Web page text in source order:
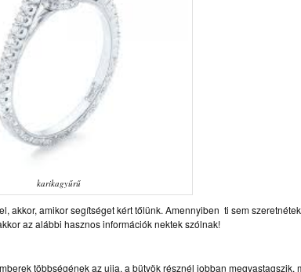
karikagyűrű
akkor, amikor segítséget kért tőlünk. Amennyiben ti sem
az alábbi hasznos információk nektek szólnak!
többségének az ujja, a bütyök résznél jobban megvastagszik,